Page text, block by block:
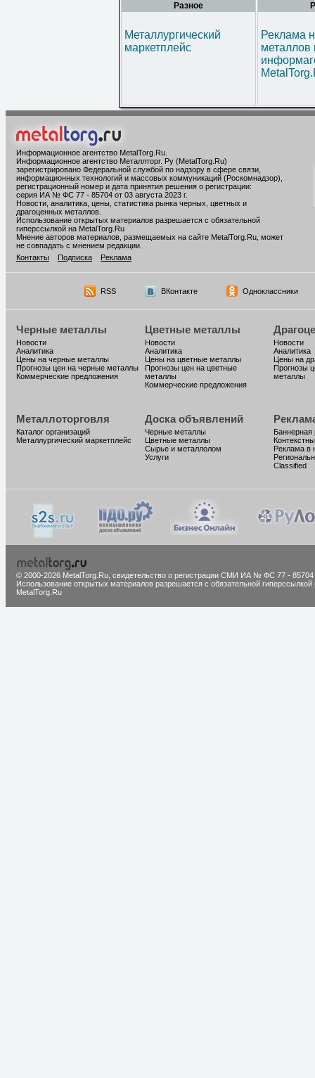
Разное
Металлургический
маркетплейс
Реклама
металлов
Информационное агентство MetalTorg.Ru
Информационное агентство Металлторг. Ру (MetalTorg.Ru)
зарегистрировано Федеральной службой по надзору в сфере связи,
информационных технологий и массовых коммуникаций (Роскомнадзор),
регистрационный номер и дата принятия решения о регистрации:
серия ИА № ФС 77 - 85704 от 03 августа 2023 г.
Новости, аналитика, цены, статистика рынка черных, цветных и
драгоценных металлов.
Использование открытых материалов разрешается с обязательной
гиперссылкой на MetalTorg.Ru
Мнение авторов материалов, размещаемых на сайте MetalTorg.Ru, может
не совпадать с мнением редакции.
Контакты
Подписка Реклама
RSS ВКонтакте Одноклассники
Черные металлы
Новости
Аналитика
Цены на черные металлы
Прогнозы цен на черные металлы
Коммерческие предложения
Цветные металлы
Новости
Аналитика
Цены на цветные металлы
Прогнозы цен на цветные
металлы
Коммерческие предложения
Новости
Аналитика
Цены на
Прогнозы
металлы
Металлоторговля
Каталог организаций
Металлургический маркетплейс
Доска объявлений
Черные металлы
Цветные металлы
Сырье и металлолом
Услуги
Баннерная
Реклама в
Classified
© 2000-2026 MetalTorg.Ru, cвидетельство о регистрации СМИ ИА № ФС 77 - 85704
Использование открытых материалов разрешается с обязательной гиперссылкой
MetalTorg.Ru